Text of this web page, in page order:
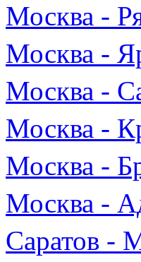
Москва -
Москва -
Москва -
Москва -
Москва -
Москва -
Саратов -